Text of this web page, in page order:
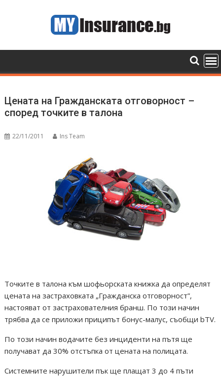
Цената на Гражданската отговорност –
според точките в талона
22/11/2011 Ins Team
Точките в талона към шофьорската книжка да определят
цената на застраховката „Гражданска отговорност”,
настояват от застрахователния бранш. По този начин
трябва да се приложи приципът бонус-малус, съобщи bTV.
По този начин водачите без инциденти на пътя ще
получават да 30% отстъпка от цената на полицата.
Системните нарушители пък ще плащат 3 до 4 пъти